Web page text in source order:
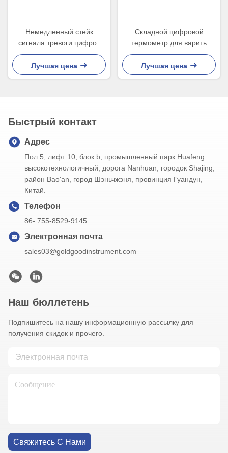
Немедленный стейк
сигнала тревоги цифров
варя термометров мяса
используя высокую
температуру
Лучшая цена
Складной цифровой
термометр для варить
дисплей СИД RoHS CE USB
мяса
Лучшая цена
Быстрый контакт
Адрес
Пол 5, лифт 10, блок b, промышленный парк Huafeng
высокотехнологичный, дорога Nanhuan, городок Shajing,
район Bao'an, город Шэньчжэня, провинция Гуандун,
Китай.
Телефон
86- 755-8529-9145
Электронная почта
sales03@goldgoodinstrument.com
Наш бюллетень
Подпишитесь на нашу информационную рассылку для
получения скидок и прочего.
Свяжитесь С Нами